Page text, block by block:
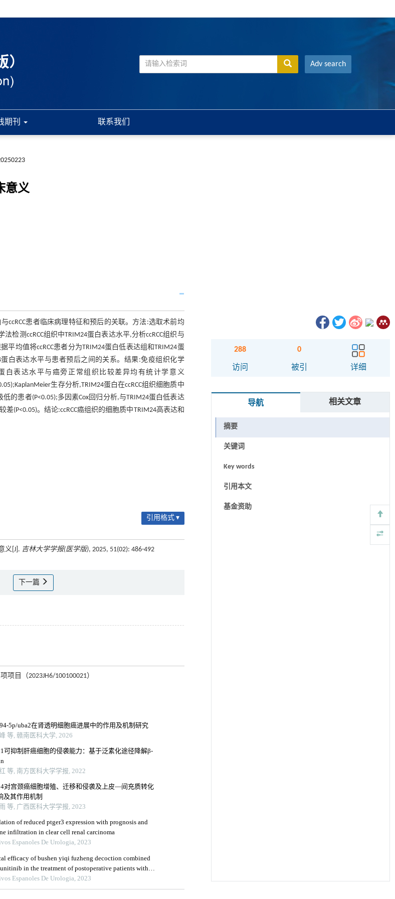
Adv search
期刊 联系我们
意义
ccRCC患者临床病理特征和预后的关联。方法:选取术前均
检测ccRCC组织中TRIM24蛋白表达水平,分析ccRCC组织与
均值将ccRCC患者分为TRIM24蛋白低表达组和TRIM24蛋
白表达水平与患者预后之间的关系。结果:免疫组织化学
白表达水平与癌旁正常组织比较差异均有统计学意义
生存分析,TRIM24蛋白在ccRCC组织细胞质中
的患者(P<0.05);多因素Cox回归分析,与TRIM24蛋白低表达
(P<0.05)。结论:ccRCC癌组织的细胞质中TRIM24高表达和
引用格式 ▾
义[J]. 吉林大学学报(医学版), 2025, 51(02): 486-492
下一篇
目（2023JH6/100100021）
288
访问
0
被引 详细
导航 相关文章
摘要
关键词
Key words
引用本文
基金资助